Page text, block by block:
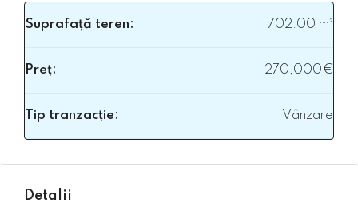
Suprafață teren: 702.00 m²
Preț: 270,000€
Tip tranzacție: Vânzare
Detalii